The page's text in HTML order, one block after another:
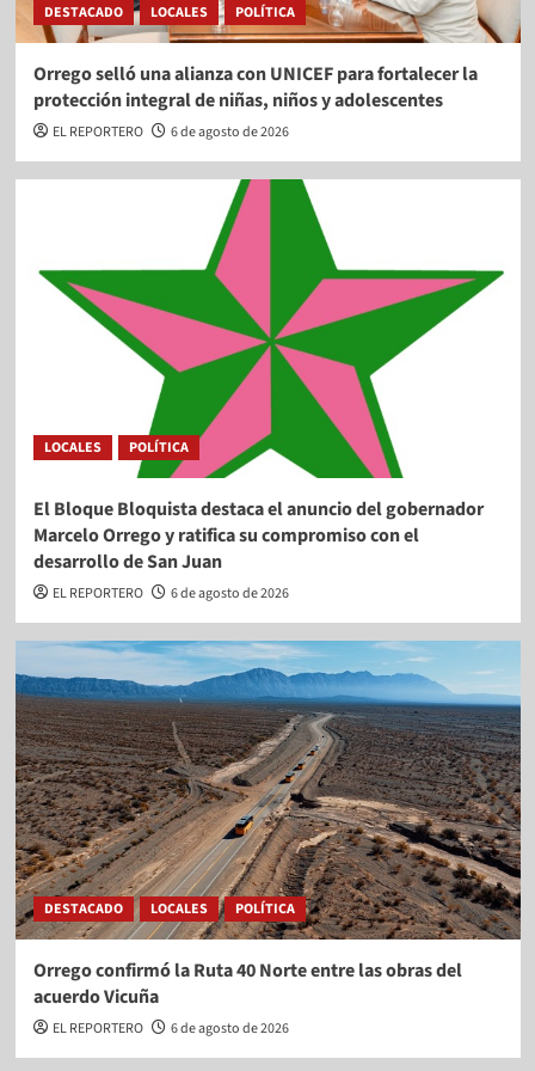
DESTACADO LOCALES POLÍTICA
Orrego selló una alianza con UNICEF para fortalecer la
protección integral de niñas, niños y adolescentes
EL REPORTERO 6 de agosto de 2026
LOCALES POLÍTICA
El Bloque Bloquista destaca el anuncio del gobernador
Marcelo Orrego y ratifica su compromiso con el
desarrollo de San Juan
EL REPORTERO 6 de agosto de 2026
DESTACADO LOCALES POLÍTICA
Orrego confirmó la Ruta 40 Norte entre las obras del
acuerdo Vicuña
EL REPORTERO 6 de agosto de 2026